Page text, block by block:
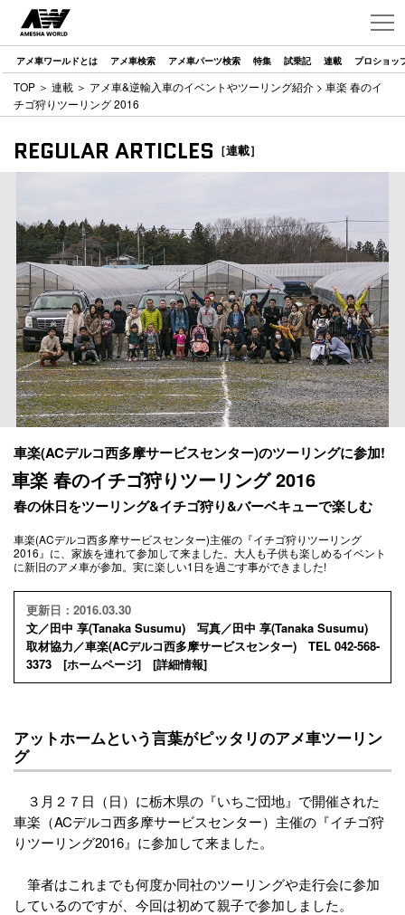
アメ車ワールドとは アメ車検索 アメ車パーツ検索 特集 試乗記 連載 プロショッ
TOP ＞ 連載 ＞ アメ車&逆輸入車のイベントやツーリング紹介 > 車楽 春のイ
チゴ狩りツーリング 2016
REGULAR ARTICLES ［連載］
車楽(ACデルコ西多摩サービスセンター)のツーリングに参加!
車楽 春のイチゴ狩りツーリング 2016
春の休日をツーリング&イチゴ狩り&バーベキューで楽しむ
車楽(ACデルコ西多摩サービスセンター)主催の『イチゴ狩りツーリング
2016』に、家族を連れて参加して来ました。大人も子供も楽しめるイベント
に新旧のアメ車が参加。実に楽しい1日を過ごす事ができました!
更新日：2016.03.30
文／田中 享(Tanaka Susumu) 写真／田中 享(Tanaka Susumu)
取材協力／車楽(ACデルコ西多摩サービスセンター) TEL 042-568-
3373 [ホームページ] [詳細情報]
アットホームという言葉がピッタリのアメ車ツーリン
グ
３月２７日（日）に栃木県の『いちご団地』で開催された
車楽（ACデルコ西多摩サービスセンター）主催の『イチゴ狩
りツーリング2016』に参加して来ました。
筆者はこれまでも何度か同社のツーリングや走行会に参加
しているのですが、今回は初めて親子で参加しました。